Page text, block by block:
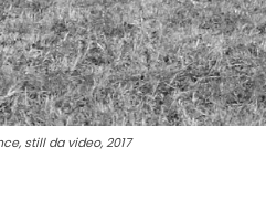
still da video, 2017